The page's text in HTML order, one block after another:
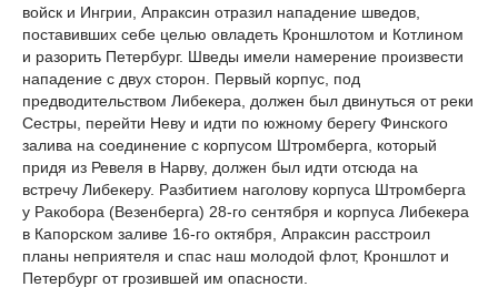
войск и Ингрии, Апраксин отразил нападение шведов,
поставивших себе целью овладеть Кроншлотом и Котлином
и разорить Петербург. Шведы имели намерение произвести
нападение с двух сторон. Первый корпус, под
предводительством Либекера, должен был двинуться от реки
Сестры, перейти Неву и идти по южному берегу Финского
залива на соединение с корпусом Штромберга, который
придя из Ревеля в Нарву, должен был идти отсюда на
встречу Либекеру. Разбитием наголову корпуса Штромберга
у Ракобора (Везенберга) 28-го сентября и корпуса Либекера
в Капорском заливе 16-го октября, Апраксин расстроил
планы неприятеля и спас наш молодой флот, Кроншлот и
Петербург от грозившей им опасности.